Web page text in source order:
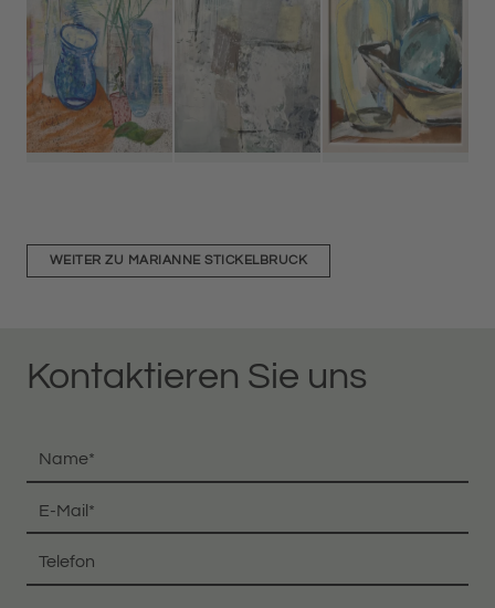
WEITER ZU MARIANNE STICKELBRUCK
Kontaktieren Sie uns